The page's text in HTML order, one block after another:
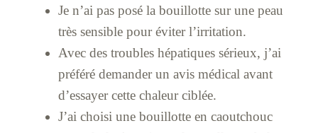
Je n’ai pas posé la bouillotte sur une peau
très sensible pour éviter l’irritation.
Avec des troubles hépatiques sérieux, j’ai
préféré demander un avis médical avant
d’essayer cette chaleur ciblée.
J’ai choisi une bouillotte en caoutchouc